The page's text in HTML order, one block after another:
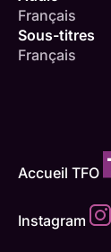
Français
Sous-titres
Français
Accueil TFO
Instagram